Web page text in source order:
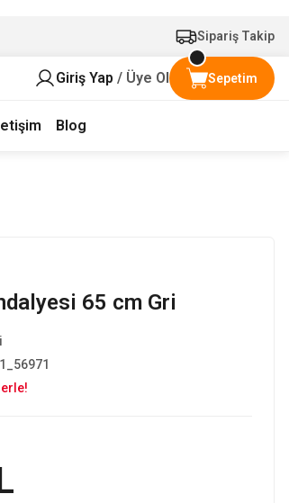
Sipariş Takip
Giriş Yap / Üye Ol Sepetim
Blog
65 cm Gri